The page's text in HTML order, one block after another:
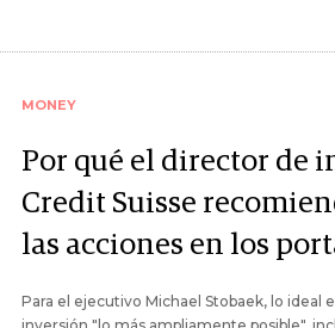
MONEY
Por qué el director de
Credit Suisse
las acciones en los
Para el ejecutivo Michael Stobaek, lo ideal